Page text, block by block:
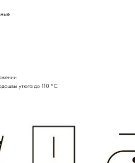
утюга до 110 °C